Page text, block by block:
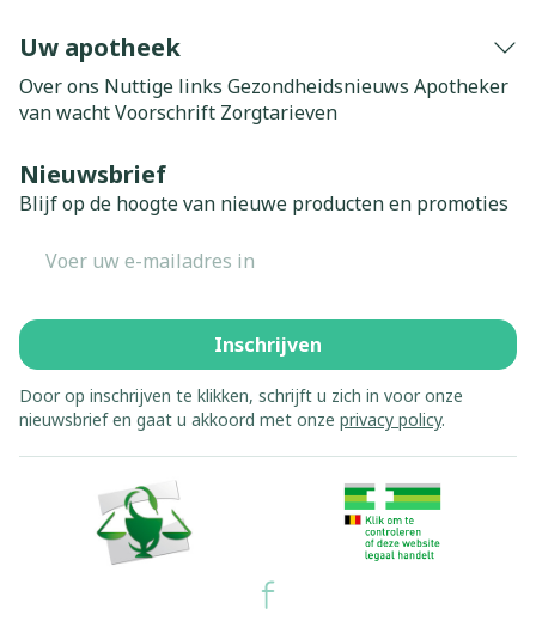
Uw apotheek
Over ons Nuttige links Gezondheidsnieuws Apotheker
van wachtVoorschrift Zorgtarieven
Nieuwsbrief
Blijf op de hoogte van nieuwe producten en promoties
Inschrijven
Door op inschrijven te klikken, schrijft u zich in voor onze
nieuwsbrief en gaat u akkoord met onze privacy policy.